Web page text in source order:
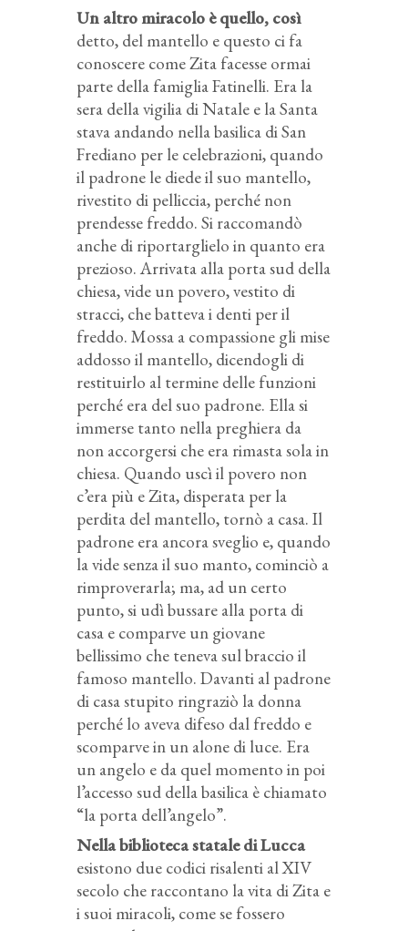
Un altro miracolo è quello, così
detto, del mantello e questo ci fa
conoscere come Zita facesse ormai
parte della famiglia Fatinelli. Era la
sera della vigilia di Natale e la Santa
stava andando nella basilica di San
Frediano per le celebrazioni, quando
il padrone le diede il suo mantello,
rivestito di pelliccia, perché non
prendesse freddo. Si raccomandò
anche di riportarglielo in quanto era
prezioso. Arrivata alla porta sud della
chiesa, vide un povero, vestito di
stracci, che batteva i denti per il
freddo. Mossa a compassione gli mise
addosso il mantello, dicendogli di
restituirlo al termine delle funzioni
perché era del suo padrone. Ella si
immerse tanto nella preghiera da
non accorgersi che era rimasta sola in
chiesa. Quando uscì il povero non
c’era più e Zita, disperata per la
perdita del mantello, tornò a casa. Il
padrone era ancora sveglio e, quando
la vide senza il suo manto, cominciò a
rimproverarla; ma, ad un certo
punto, si udì bussare alla porta di
casa e comparve un giovane
bellissimo che teneva sul braccio il
famoso mantello. Davanti al padrone
di casa stupito ringraziò la donna
perché lo aveva difeso dal freddo e
scomparve in un alone di luce. Era
un angelo e da quel momento in poi
l’accesso sud della basilica è chiamato
“la porta dell’angelo”.
Nella biblioteca statale di Lucca
esistono due codici risalenti al XIV
secolo che raccontano la vita di Zita e
i suoi miracoli, come se fossero